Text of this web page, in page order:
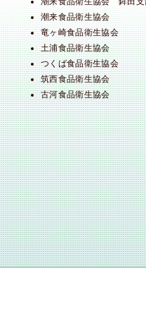
潮来食品衛生協会
竜ヶ崎食品衛生協会
土浦食品衛生協会
つくば食品衛生協会
筑西食品衛生協会
古河食品衛生協会